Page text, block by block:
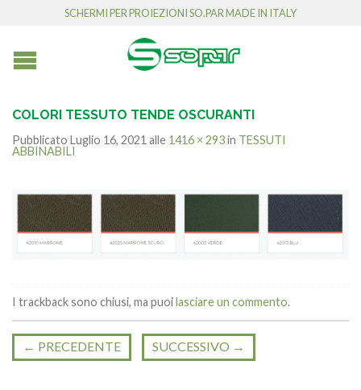
SCHERMI PER PROIEZIONI SO.PAR MADE IN ITALY
COLORI TESSUTO TENDE OSCURANTI
Pubblicato Luglio 16, 2021 alle 1416 × 293in TESSUTI
ABBINABILI
I trackback sono chiusi, ma puoilasciare un commento.
← PRECEDENTE SUCCESSIVO →